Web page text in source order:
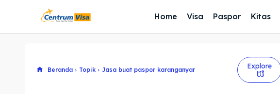
Home Visa Paspor Kitas
Beranda Topik Jasa buat paspor karanganyar Explore